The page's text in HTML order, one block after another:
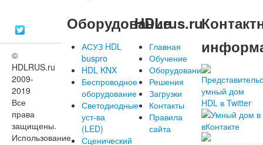
©
HDLRUS.ru
2009-
2019
Все
права
защищены.
Использование
Оборудование
АСУЗ HDL
buspro
HDL KNX
Беспроводное
оборудование
Светодиодные
уст-ва
(LED)
Сценический
HDLrus.ru
Главная
Обучение
Оборудование
Решения
Загрузки
Контакты
Правила
сайта